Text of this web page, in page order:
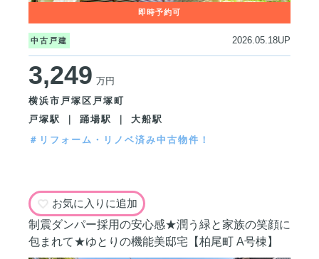
中古戸建 2026.05.18UP
3,249 万円
横浜市戸塚区戸塚町
戸塚駅 ｜ 踊場駅 ｜ 大船駅
＃リフォーム・リノベ済み中古物件！
お気に入りに追加
制震ダンパー採用の安心感★潤う緑と家族の笑顔に
包まれて★ゆとりの機能美邸宅【柏尾町 A号棟】